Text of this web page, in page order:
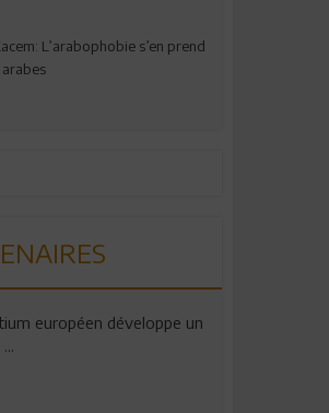
L’arabophobie s’en prend
arabes
européen développe un